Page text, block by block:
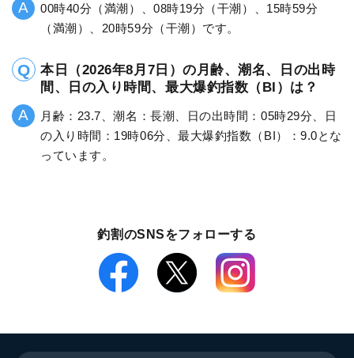
00時40分（満潮）、08時19分（干潮）、15時59分
（満潮）、20時59分（干潮）です。
本日（2026年8月7日）の月齢、潮名、日の出時
間、日の入り時間、最大爆釣指数（BI）は？
月齢：23.7、潮名：長潮、日の出時間：05時29分、日
の入り時間：19時06分、最大爆釣指数（BI）：9.0とな
っています。
釣割のSNSをフォローする